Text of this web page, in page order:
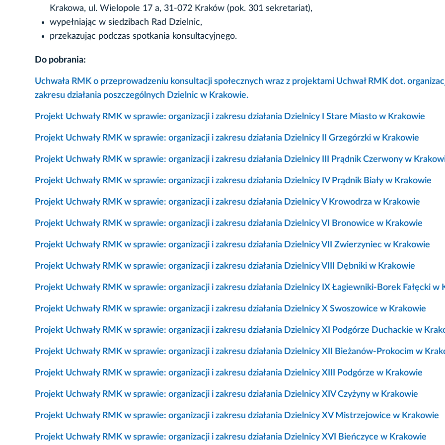
Krakowa, ul. Wielopole 17 a, 31-072 Kraków (pok. 301 sekretariat),
wypełniając w siedzibach Rad Dzielnic,
przekazując podczas spotkania konsultacyjnego.
Do pobrania:
Uchwała RMK o przeprowadzeniu konsultacji społecznych wraz z projektami Uchwał RMK dot.
zakresu działania poszczególnych Dzielnic w Krakowie.
Projekt Uchwały RMK w sprawie: organizacji i zakresu działania Dzielnicy I Stare Miasto w Krakowie
Projekt Uchwały RMK w sprawie: organizacji i zakresu działania Dzielnicy II Grzegórzki w Krakowie
Projekt Uchwały RMK w sprawie: organizacji i zakresu działania Dzielnicy III Prądnik Czerwony w
Projekt Uchwały RMK w sprawie: organizacji i zakresu działania Dzielnicy IV Prądnik Biały w Krakowie
Projekt Uchwały RMK w sprawie: organizacji i zakresu działania Dzielnicy V Krowodrza w Krakowie
Projekt Uchwały RMK w sprawie: organizacji i zakresu działania Dzielnicy VI Bronowice w Krakowie
Projekt Uchwały RMK w sprawie: organizacji i zakresu działania Dzielnicy VII Zwierzyniec w Krakowie
Projekt Uchwały RMK w sprawie: organizacji i zakresu działania Dzielnicy VIII Dębniki w Krakowie
Projekt Uchwały RMK w sprawie: organizacji i zakresu działania Dzielnicy IX Łagiewniki-Borek Fałęcki w
Projekt Uchwały RMK w sprawie: organizacji i zakresu działania Dzielnicy X Swoszowice w Krakowie
Projekt Uchwały RMK w sprawie: organizacji i zakresu działania Dzielnicy XI Podgórze Duchackie w
Projekt Uchwały RMK w sprawie: organizacji i zakresu działania Dzielnicy XII Bieżanów-Prokocim w
Projekt Uchwały RMK w sprawie: organizacji i zakresu działania Dzielnicy XIII Podgórze w Krakowie
Projekt Uchwały RMK w sprawie: organizacji i zakresu działania Dzielnicy XIV Czyżyny w Krakowie
Projekt Uchwały RMK w sprawie: organizacji i zakresu działania Dzielnicy XV Mistrzejowice w Krakowie
Projekt Uchwały RMK w sprawie: organizacji i zakresu działania Dzielnicy XVI Bieńczyce w Krakowie